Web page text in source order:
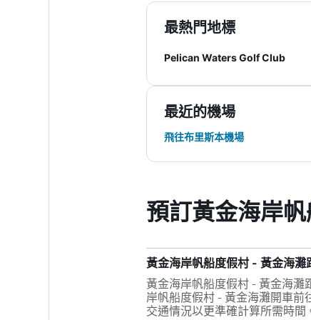
最熱門地標
Pelican Waters Golf Club
最近的機場
飛往布里斯本機場
預訂黃金海岸
黃金海岸帆船度假村 - 黃金海灘
黃金海岸帆船度假村 - 黃金海灘
岸帆船度假村 - 黃金海灘開車前
交通情況以更準確計算所需時間